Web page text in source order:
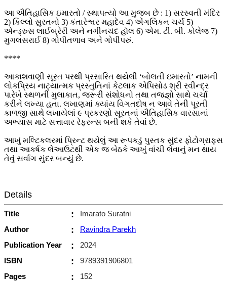
આ ઐતિહાસિક ઇમારતો / સ્થાપત્યો આ મુજબ છે : 1) સરસ્વતી મંદિર
2) કિલ્લો સુરતનો 3) કંતારેશ્વર મહાદેવ 4) એંગલિકન ચર્ચ 5)
એન્ડ્રુસ લાઈબ્રેરી અને નગીનચંદ હૉલ 6) એમ. ટી. બી. કોલેજ 7)
મુગલસરાઈ 8) ગોપીતળાવ અને ગોપીપરું.
****
આકાશવાણી સૂરત પરથી પ્રસારિત થયેલી ‘બોલતી ઇમારતો’ નામની
લોકપ્રિય નાટ્યાત્મક પ્રસ્તુતિનાં કેટલાક એપિસોડ શ્રી રવીન્દ્ર
પારેખે સ્થળની મુલાકાત, જરૂરી સંશોધનો તથા તજ્જ્ઞો સાથે ચર્ચા
કરીને લખ્યા હતા. લખાણમાં ક્યાંય વિગતદોષ ન આવે તેની પૂરતી
કાળજી સાથે લખાયેલાં ૯ પ્રકરણો સૂરતનાં ઐતિહાસિક વારસાનાં
અભ્યાસ માટે સત્તાવાર રેફરન્સ બની શકે તેવાં છે.
આખું મલ્ટિકલરમાં પ્રિન્ટ થયેલું આ રૂપકડું પુસ્તક સુંદર ફોટોગ્રાફસ
તથા આકર્ષક લેઆઉટથી એક જ બેઠકે આખું વાંચી લેવાનું મન થાય
તેવું સર્વાંગ સુંદર બન્યું છે.
Details
Title :
Imarato Suratni
Author
:
Ravindra Parekh
Publication Year
:
2024
ISBN
:
9789391906801
Pages
:
152